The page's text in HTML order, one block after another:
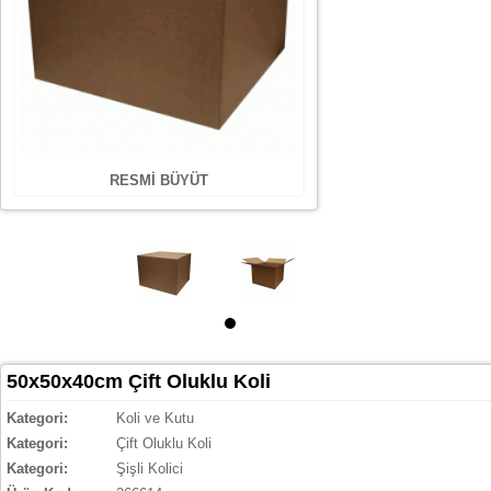
RESMİ BÜYÜT
50x50x40cm Çift Oluklu Koli
Kategori:
Koli ve Kutu
Kategori:
Çift Oluklu Koli
Kategori:
Şişli Kolici